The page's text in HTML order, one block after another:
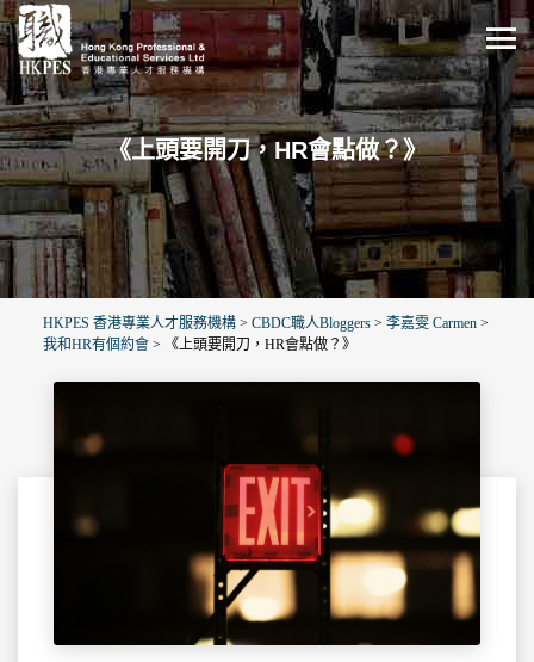
《上頭要開刀，HR會點做？》
HKPES 香港專業人才服務機構 > CBDC職人Bloggers > 李嘉雯 Carmen >
我和HR有個約會 > 《上頭要開刀，HR會點做？》